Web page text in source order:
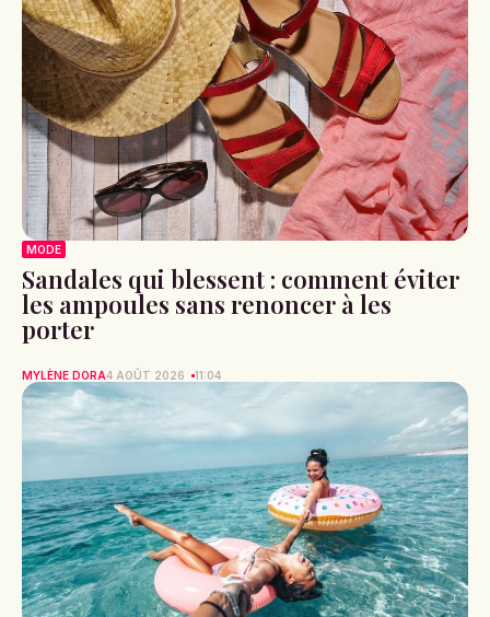
MODE
Sandales qui blessent : comment éviter
les ampoules sans renoncer à les
porter
MYLÈNE DORA4 AOÛT 2026 11:04